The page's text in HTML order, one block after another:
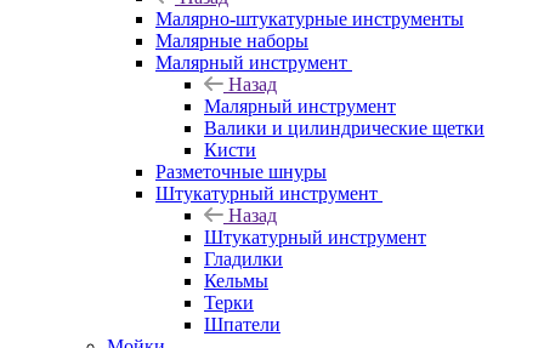
Малярно-штукатурные инструменты
Малярные наборы
Малярный инструмент
Назад
Малярный инструмент
Валики и цилиндрические щетки
Кисти
Разметочные шнуры
Штукатурный инструмент
Назад
Штукатурный инструмент
Гладилки
Кельмы
Терки
Шпатели